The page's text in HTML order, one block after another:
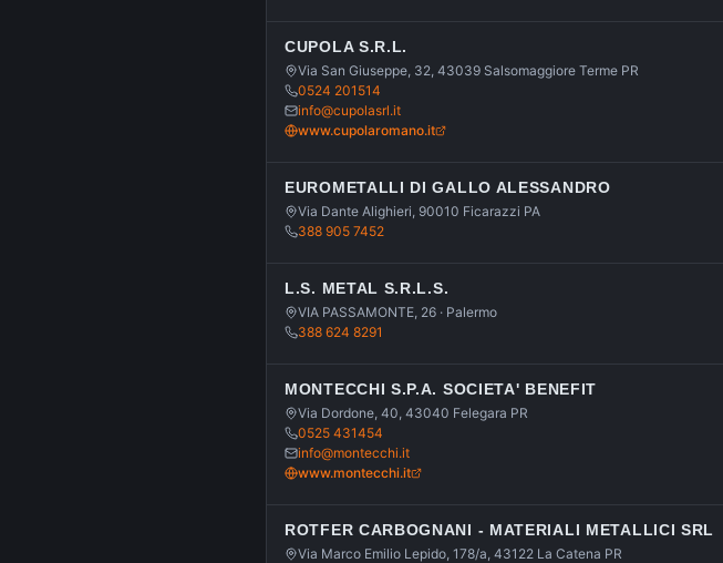
CUPOLA S.R.L.
Via San Giuseppe, 32, 43039 Salsomaggiore Terme PR
0524 201514
info@cupolasrl.it
www.cupolaromano.it
EUROMETALLI DI GALLO ALESSANDRO
Via Dante Alighieri, 90010 Ficarazzi PA
388 905 7452
L.S. METAL S.R.L.S.
VIA PASSAMONTE, 26 · Palermo
388 624 8291
MONTECCHI S.P.A. SOCIETA' BENEFIT
Via Dordone, 40, 43040 Felegara PR
0525 431454
info@montecchi.it
www.montecchi.it
ROTFER CARBOGNANI - MATERIALI METALLICI SRL
Via Marco Emilio Lepido, 178/a, 43122 La Catena PR